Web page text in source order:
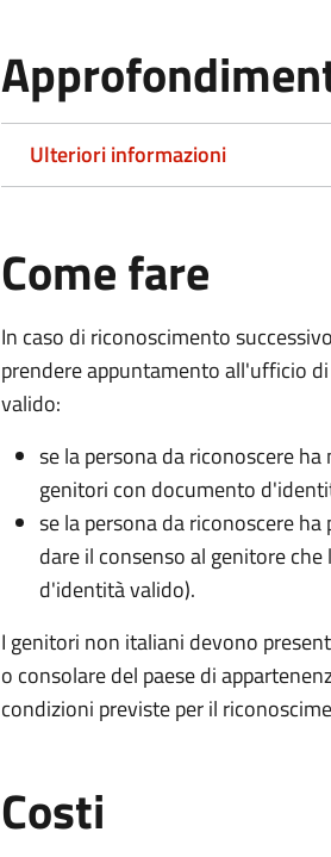
Ulteriori informazioni
Come fare
In caso di riconoscimento
prendere appuntamento all'ufficio
valido:
se la persona da riconoscere
genitori con documento
se la persona da riconoscere
dare il consenso al genitore
d'identità valido).
I genitori non italiani devono
o consolare del paese di
condizioni previste per il
Costi